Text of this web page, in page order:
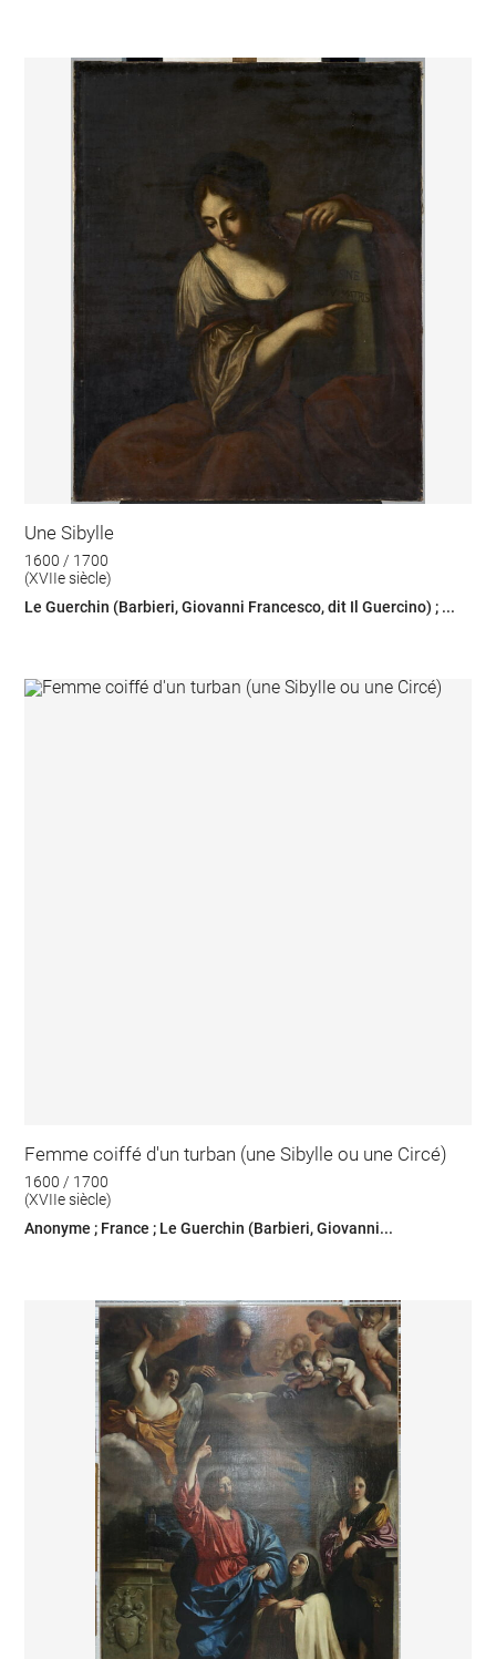
Une Sibylle
1600 / 1700
(XVIIe siècle)
Le Guerchin (Barbieri, Giovanni Francesco, dit Il Guercino) ; ...
Femme coiffé d'un turban (une Sibylle ou une Circé)
1600 / 1700
(XVIIe siècle)
Anonyme ; France ; Le Guerchin (Barbieri, Giovanni...